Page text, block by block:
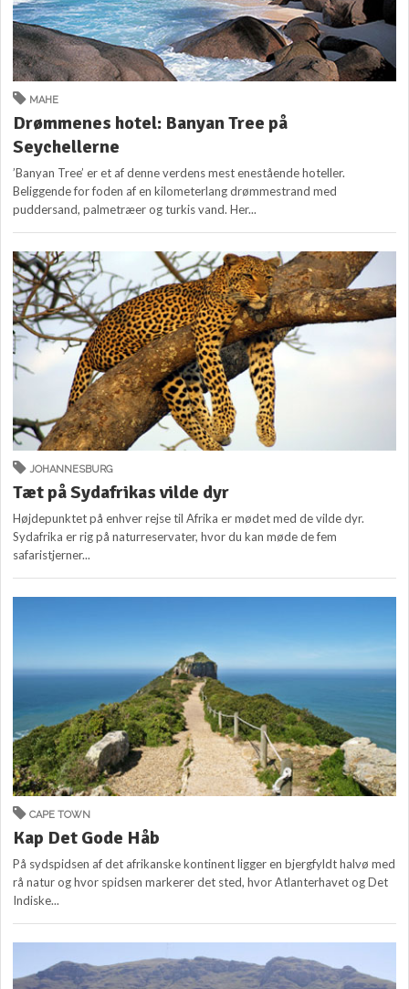
MAHE
Drømmenes hotel: Banyan Tree på
Seychellerne
’Banyan Tree’ er et af denne verdens mest enestående hoteller.
Beliggende for foden af en kilometerlang drømmestrand med
puddersand, palmetræer og turkis vand. Her...
JOHANNESBURG
Tæt på Sydafrikas vilde dyr
Højdepunktet på enhver rejse til Afrika er mødet med de vilde dyr.
Sydafrika er rig på naturreservater, hvor du kan møde de fem
safaristjerner...
CAPE TOWN
Kap Det Gode Håb
På sydspidsen af det afrikanske kontinent ligger en bjergfyldt halvø med
rå natur og hvor spidsen markerer det sted, hvor Atlanterhavet og Det
Indiske...